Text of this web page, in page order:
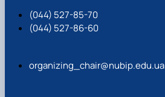
(044) 527-85-70
(044) 527-86-60
organizing_chair@nubip.edu.ua